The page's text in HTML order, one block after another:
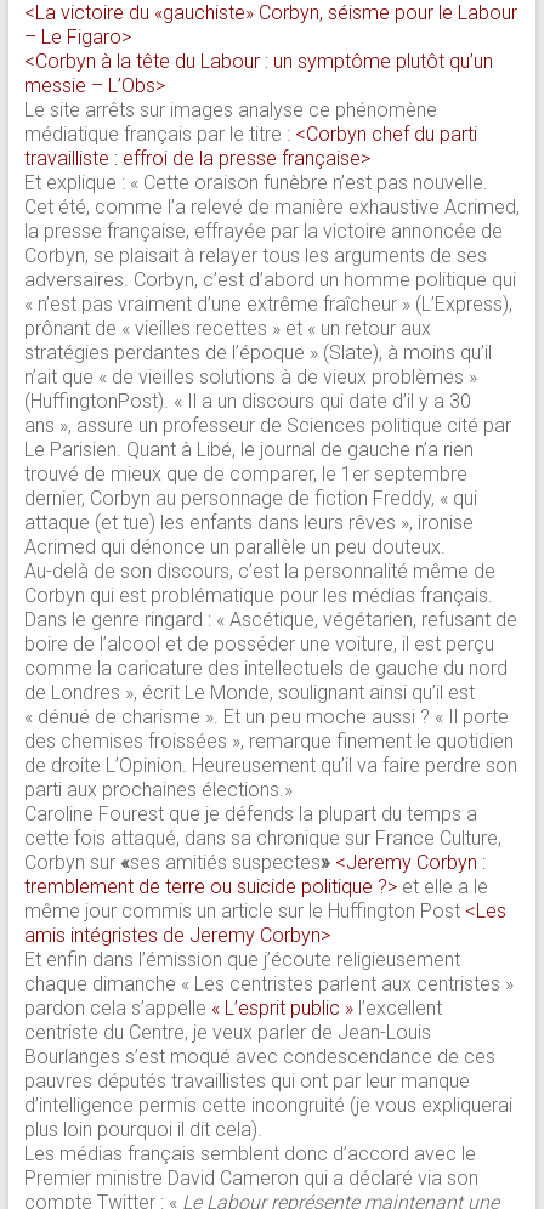
<La victoire du «gauchiste» Corbyn, séisme pour le Labour
– Le Figaro>
<Corbyn à la tête du Labour : un symptôme plutôt qu’un
messie – L’Obs>
Le site arrêts sur images analyse ce phénomène
médiatique français par le titre : <Corbyn chef du parti
travailliste : effroi de la presse française>
Et explique : « Cette oraison funèbre n’est pas nouvelle.
Cet été, comme l’a relevé de manière exhaustive Acrimed,
la presse française, effrayée par la victoire annoncée de
Corbyn, se plaisait à relayer tous les arguments de ses
adversaires. Corbyn, c’est d’abord un homme politique qui
« n’est pas vraiment d’une extrême fraîcheur » (L’Express),
prônant de « vieilles recettes » et « un retour aux
stratégies perdantes de l’époque » (Slate), à moins qu’il
n’ait que « de vieilles solutions à de vieux problèmes »
(HuffingtonPost). « Il a un discours qui date d’il y a 30
ans », assure un professeur de Sciences politique cité par
Le Parisien. Quant à Libé, le journal de gauche n’a rien
trouvé de mieux que de comparer, le 1er septembre
dernier, Corbyn au personnage de fiction Freddy, « qui
attaque (et tue) les enfants dans leurs rêves », ironise
Acrimed qui dénonce un parallèle un peu douteux.
Au-delà de son discours, c’est la personnalité même de
Corbyn qui est problématique pour les médias français.
Dans le genre ringard : « Ascétique, végétarien, refusant de
boire de l’alcool et de posséder une voiture, il est perçu
comme la caricature des intellectuels de gauche du nord
de Londres », écrit Le Monde, soulignant ainsi qu’il est
« dénué de charisme ». Et un peu moche aussi ? « Il porte
des chemises froissées », remarque finement le quotidien
de droite L’Opinion. Heureusement qu’il va faire perdre son
parti aux prochaines élections.»
Caroline Fourest que je défends la plupart du temps a
cette fois attaqué, dans sa chronique sur France Culture,
Corbyn sur «ses amitiés suspectes» <Jeremy Corbyn :
tremblement de terre ou suicide politique ?>et elle a le
même jour commis un article sur le Huffington Post <Les
amis intégristes de Jeremy Corbyn>
Et enfin dans l’émission que j’écoute religieusement
chaque dimanche « Les centristes parlent aux centristes »
pardon cela s’appelle « L’esprit public » l’excellent
centriste du Centre, je veux parler de Jean-Louis
Bourlanges s’est moqué avec condescendance de ces
pauvres députés travaillistes qui ont par leur manque
d’intelligence permis cette incongruité (je vous expliquerai
plus loin pourquoi il dit cela).
Les médias français semblent donc d’accord avec le
Premier ministre David Cameron qui a déclaré via son
compte Twitter : « Le Labour représente maintenant une